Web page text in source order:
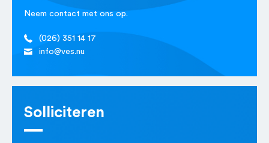
Neem contact met ons op.
(026) 351 14 17
info@ves.nu
Solliciteren